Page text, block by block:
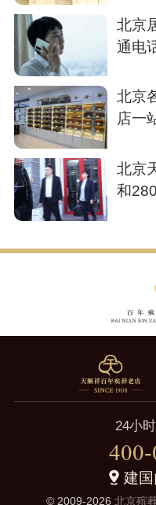
北京
通电
北京
店一
北京
和
24小
建
© 2009-2026 北京殡